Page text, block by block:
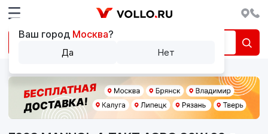
Ваш город Москва?
Да Нет